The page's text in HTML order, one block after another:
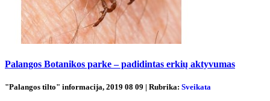
Palangos Botanikos parke – padidintas erkių aktyvumas
"Palangos tilto" informacija, 2019 08 09 | Rubrika: Sveikata